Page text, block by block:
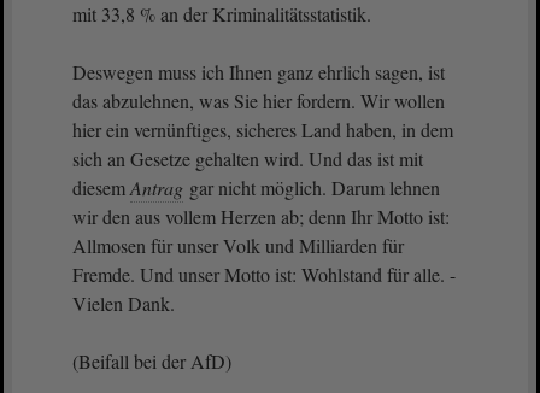
mit 33,8 % an der Kriminalitätsstatistik.
Deswegen muss ich Ihnen ganz ehrlich sagen, ist
das abzulehnen, was Sie hier fordern. Wir wollen
hier ein vernünftiges, sicheres Land haben, in dem
sich an Gesetze gehalten wird. Und das ist mit
diesemAntrag gar nicht möglich. Darum lehnen
wir den aus vollem Herzen ab; denn Ihr Motto ist:
Allmosen für unser Volk und Milliarden für
Fremde. Und unser Motto ist: Wohlstand für alle. -
Vielen Dank.
(Beifall bei der AfD)